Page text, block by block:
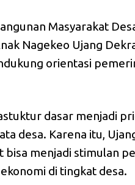
Masyarakat
Nagekeo Ujang
orientasi
dasar menjadi
desa. Karena itu,
menjadi stimulan
di tingkat desa.